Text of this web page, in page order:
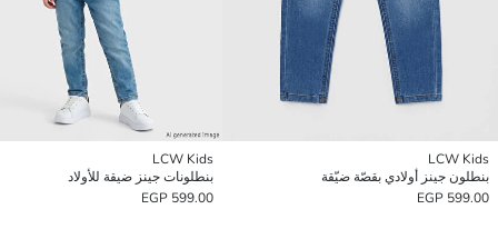
LCW Kids
بنطلون جينز أولادي بقصّة ضيّقة
599.00 EGP
LCW Kids
بنطلونات جينز ضيقة للأولاد
599.00 EGP